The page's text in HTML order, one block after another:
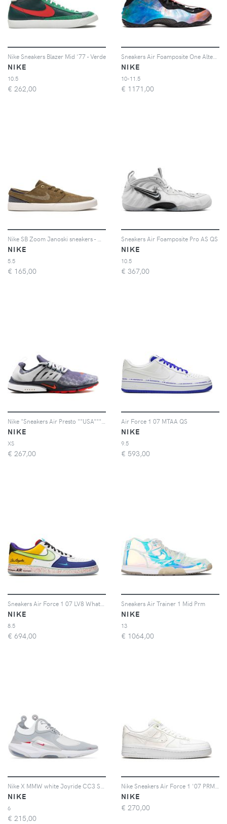
Nike Sneakers Blazer Mid '77 - Verde
NIKE
10.5
€ 262,00
NIKE
10-11.5
€ 1171,00
NIKE
5.5
€ 165,00
Sneakers Air Foamposite Pro AS QS
NIKE
10.5
€ 367,00
NIKE
XS
€ 267,00
Air Force 1 07 MTAA QS
NIKE
9.5
€ 593,00
NIKE
8.5
€ 694,00
Sneakers Air Trainer 1 Mid Prm
NIKE
13
€ 1064,00
NIKE
6
€ 215,00
NIKE
€ 270,00